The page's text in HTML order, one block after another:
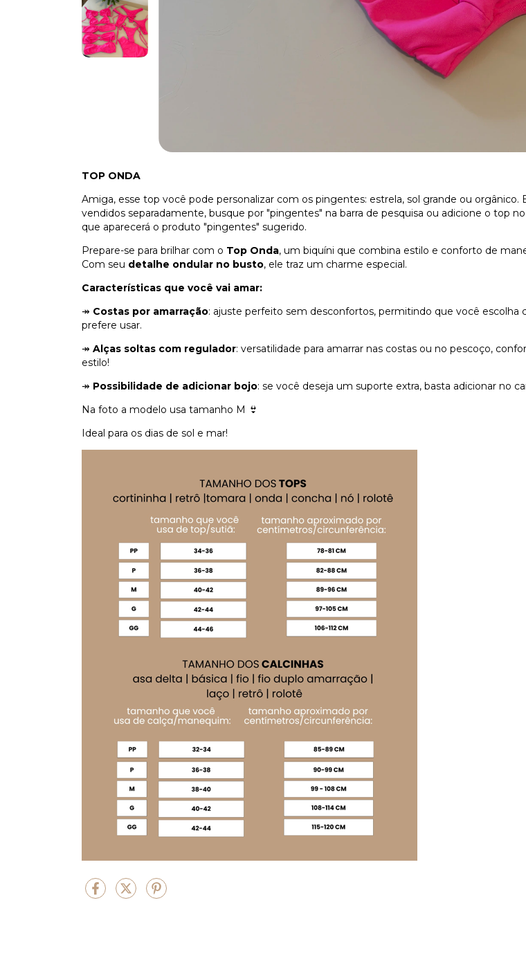
TOP ONDA
Amiga, esse top você pode personalizar com os pingentes: estrela, sol grande ou orgânico.
vendidos separadamente, busque por "pingentes" na barra de pesquisa ou adicione o top
que aparecerá o produto "pingentes" sugerido.
Prepare-se para brilhar com o Top Onda, um biquíni que combina estilo e conforto de
Com seu detalhe ondular no busto, ele traz um charme especial.
Características que você vai amar:
↠ Costas por amarração: ajuste perfeito sem desconfortos, permitindo que você escolha
prefere usar.
↠ Alças soltas com regulador: versatilidade para amarrar nas costas ou no pescoço,
estilo!
↠ Possibilidade de adicionar bojo: se você deseja um suporte extra, basta adicionar no
Na foto a modelo usa tamanho M 👙
Ideal para os dias de sol e mar!